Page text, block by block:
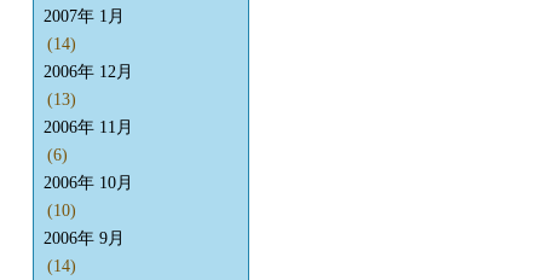
2007年 1月
(14)
2006年 12月
(13)
2006年 11月
(6)
2006年 10月
(10)
2006年 9月
(14)